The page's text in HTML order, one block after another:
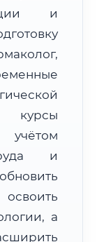
Дистанционно
ФИС ФРДО
и
и
а